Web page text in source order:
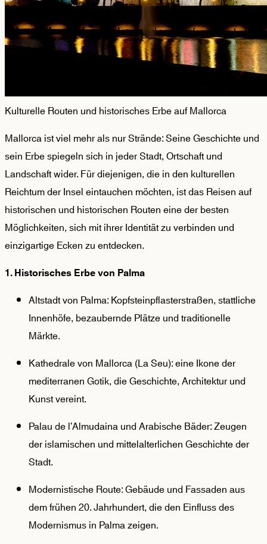
Kulturelle Routen und historisches Erbe auf Mallorca
Mallorca ist viel mehr als nur Strände: Seine Geschichte und
sein Erbe spiegeln sich in jeder Stadt, Ortschaft und
Landschaft wider. Für diejenigen, die in den kulturellen
Reichtum der Insel eintauchen möchten, ist das Reisen auf
historischen und historischen Routen eine der besten
Möglichkeiten, sich mit ihrer Identität zu verbinden und
einzigartige Ecken zu entdecken.
1. Historisches Erbe von Palma
Altstadt von Palma: Kopfsteinpflasterstraßen, stattliche
Innenhöfe, bezaubernde Plätze und traditionelle
Märkte.
Kathedrale von Mallorca (La Seu): eine Ikone der
mediterranen Gotik, die Geschichte, Architektur und
Kunst vereint.
Palau de l’Almudaina und Arabische Bäder: Zeugen
der islamischen und mittelalterlichen Geschichte der
Stadt.
Modernistische Route: Gebäude und Fassaden aus
dem frühen 20. Jahrhundert, die den Einfluss des
Modernismus in Palma zeigen.